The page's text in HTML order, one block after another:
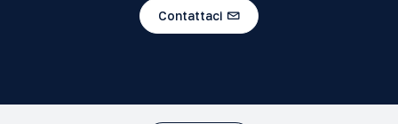
Contattaci